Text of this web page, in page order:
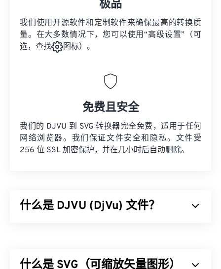
极品
我们使用开源软件和定制软件来确保最高的转换质
量。在大多数情况下，您可以使用“高级设置”（可
选，查找
图标）。
免费且安全
我们的 DJVU 到 SVG 转换器完全免费，适用于任何
网络浏览器。我们保证文件安全和隐私。文件受
256 位 SSL 加密保护，并在几小时后自动删除。
什么是 DJVU (DjVu) 文件？
文件最常见的用途是存储扫描文档，这使得它更像是
什么是 SVG（可缩放矢量图形）